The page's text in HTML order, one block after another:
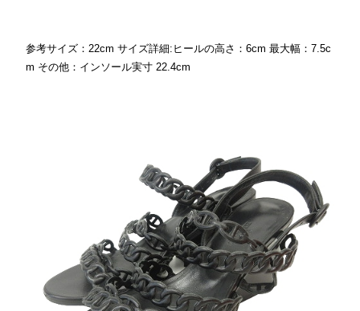
参考サイズ：22cm サイズ詳細:ヒールの高さ：6cm 最大幅：7.5c
m その他：インソール実寸 22.4cm